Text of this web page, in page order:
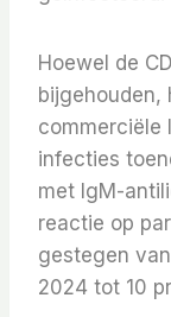
Hoewel de
bijgehouden,
commerciële
infecties
met IgM-
reactie op
gestegen
2024 tot 10